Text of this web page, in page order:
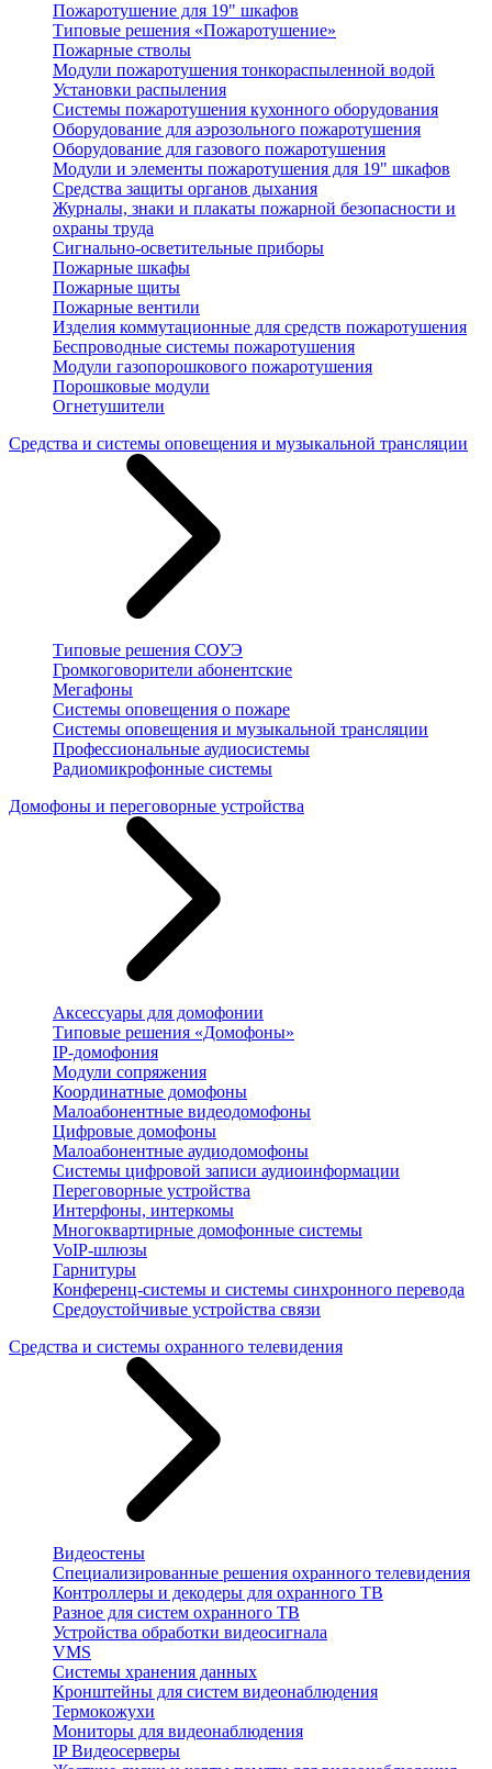
Пожаротушение для 19" шкафов
Типовые решения «Пожаротушение»
Пожарные стволы
Модули пожаротушения тонкораспыленной водой
Установки распыления
Системы пожаротушения кухонного оборудования
Оборудование для аэрозольного пожаротушения
Оборудование для газового пожаротушения
Модули и элементы пожаротушения для 19" шкафов
Средства защиты органов дыхания
Журналы, знаки и плакаты пожарной безопасности и
охраны труда
Сигнально-осветительные приборы
Пожарные шкафы
Пожарные щиты
Пожарные вентили
Изделия коммутационные для средств пожаротушения
Беспроводные системы пожаротушения
Модули газопорошкового пожаротушения
Порошковые модули
Огнетушители
Средства и системы оповещения и музыкальной трансляции
Типовые решения СОУЭ
Громкоговорители абонентские
Мегафоны
Системы оповещения о пожаре
Системы оповещения и музыкальной трансляции
Профессиональные аудиосистемы
Радиомикрофонные системы
Домофоны и переговорные устройства
Аксессуары для домофонии
Типовые решения «Домофоны»
IP-домофония
Модули сопряжения
Координатные домофоны
Малоабонентные видеодомофоны
Цифровые домофоны
Малоабонентные аудиодомофоны
Системы цифровой записи аудиоинформации
Переговорные устройства
Интерфоны, интеркомы
Многоквартирные домофонные системы
VoIP-шлюзы
Гарнитуры
Конференц-системы и системы синхронного перевода
Средоустойчивые устройства связи
Средства и системы охранного телевидения
Видеостены
Специализированные решения охранного телевидения
Контроллеры и декодеры для охранного ТВ
Разное для систем охранного ТВ
Устройства обработки видеосигнала
VMS
Системы хранения данных
Кронштейны для систем видеонаблюдения
Термокожухи
Мониторы для видеонаблюдения
IP Видеосерверы